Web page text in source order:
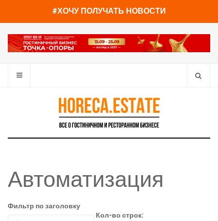
#ХОЧУ ПОЛУЧАТЬ НОВОСТИ
Автоматизация
Фильтр по заголовку
Кол-во строк: